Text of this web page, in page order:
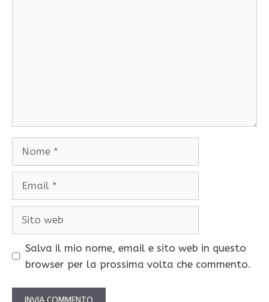
Salva il mio nome, email e sito web in questo
browser per la prossima volta che commento.